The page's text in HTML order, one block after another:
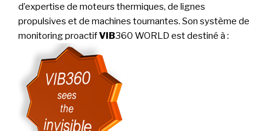
d’expertise de moteurs thermiques, de lignes
propulsives et de machines tournantes. Son système de
monitoring proactifVIB360 WORLD est destiné à :